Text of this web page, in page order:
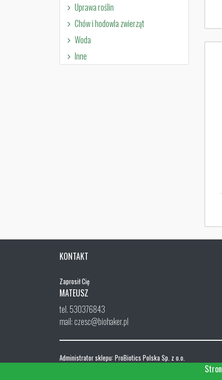
Uprawa roślin
Chów i hodowla zwierząt
Woda
Inne
KONTAKT
Zaprosił Cię
MATEUSZ
tel. 530376843
mail: czesc@biohaker.pl
Administrator sklepu: ProBiotics Polska Sp. z o.o.